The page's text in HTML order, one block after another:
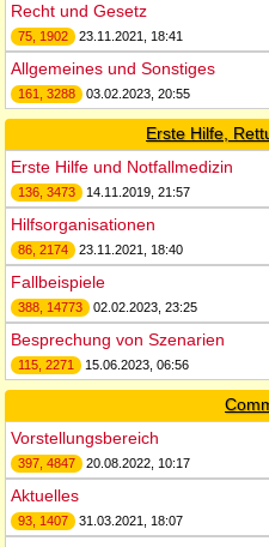
Recht und Gesetz
75, 1902 23.11.2021, 18:41
Allgemeines und Sonstiges
161, 3288 03.02.2023, 20:55
Erste Hilfe,
Erste Hilfe und Notfallmedizin
136, 3473 14.11.2019, 21:57
Hilfsorganisationen
86, 2174 23.11.2021, 18:40
Fallbeispiele
388, 14773 02.02.2023, 23:25
Besprechung von Szenarien
115, 2271 15.06.2023, 06:56
Vorstellungsbereich
397, 4847 20.08.2022, 10:17
Aktuelles
93, 1407 31.03.2021, 18:07